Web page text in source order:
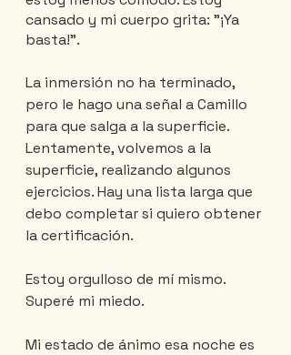
cansado y mi cuerpo grita: "¡Ya
basta!".
La inmersión no ha terminado,
pero le hago una señal a Camillo
para que salga a la superficie.
Lentamente, volvemos a la
superficie, realizando algunos
ejercicios. Hay una lista larga que
debo completar si quiero obtener
la certificación.
Estoy orgulloso de mí mismo.
Superé mi miedo.
Mi estado de ánimo esa noche es